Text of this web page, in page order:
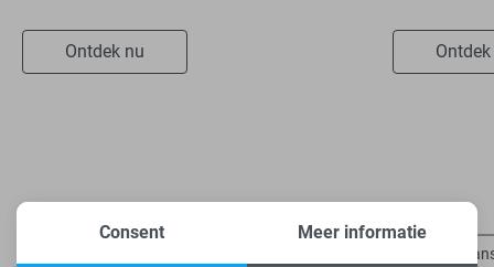
Ontdek nu
Heb je dit al eens bekeken?
Tommy
Consent Meer informatie